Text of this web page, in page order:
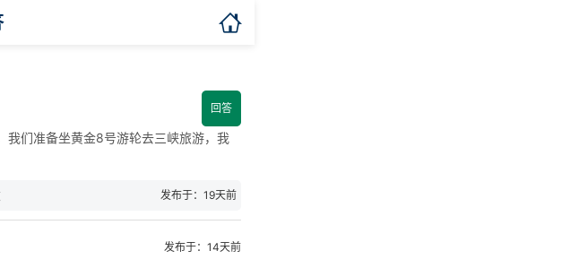

回答
我们准备坐黄金8号游轮去三峡旅游，我
发布于：19天前
发布于：14天前